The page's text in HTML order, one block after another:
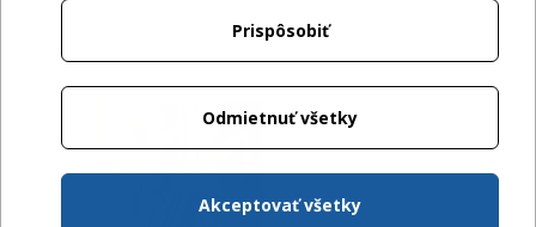
Prispôsobiť
Odmietnuť všetky
Akceptovať všetky